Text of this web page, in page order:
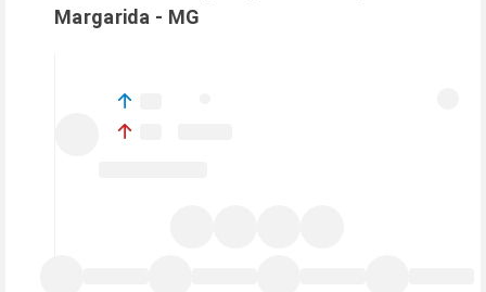
Margarida - MG